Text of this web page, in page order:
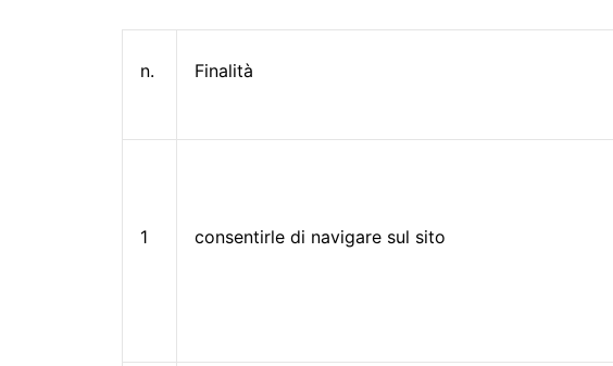
n. Finalità
1 consentirle di navigare sul sito